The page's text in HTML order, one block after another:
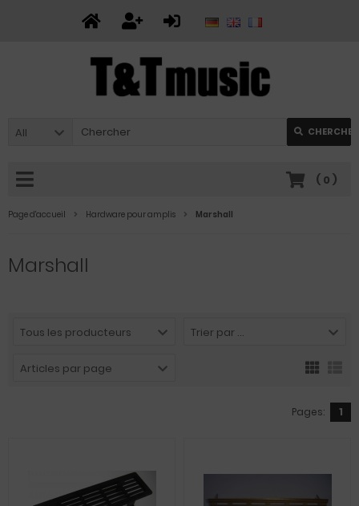
All CHERCHER
( 0 )
Page d'accueil Hardware pour amplis Marshall
Marshall
Tous les producteurs Trier par ...
Articles par page
Pages: 1